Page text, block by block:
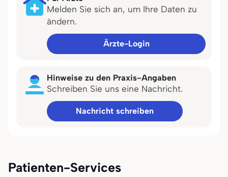
Melden Sie sich an, um Ihre Daten zu
ändern.
Ärzte-Login
Hinweise zu den Praxis-Angaben
Schreiben Sie uns eine Nachricht.
Nachricht schreiben
Patienten-Services